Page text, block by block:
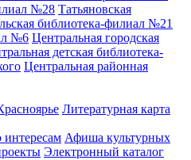
№28 Татьяновская
библиотека-филиал №21
№6 Центральная городская
детская библиотека-
Центральная районная
Литературная карта
Афиша культурных
Электронный каталог